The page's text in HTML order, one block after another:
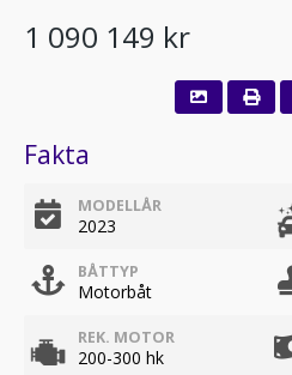
1 090 149 kr
Fakta
MODELLÅR
2023
BÅTTYP
Motorbåt
REK. MOTOR
200-300 hk